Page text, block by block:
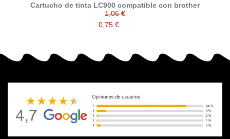
Cartucho de tinta LC900 compatible con brother
1,06 €
0,75 €